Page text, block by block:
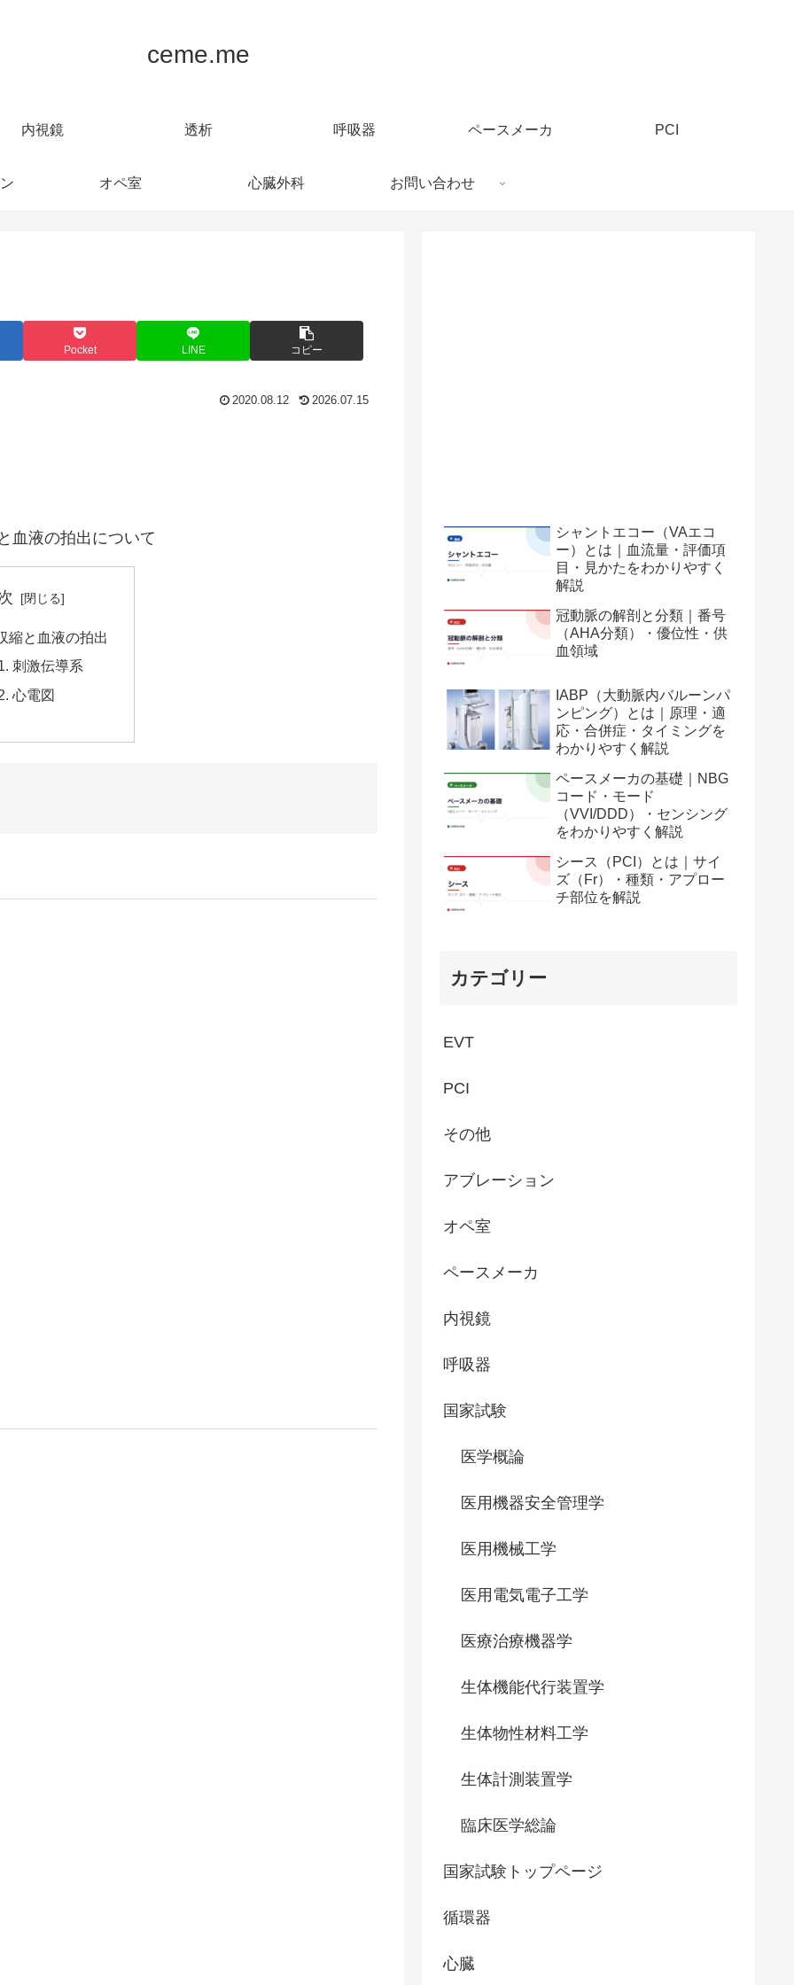
ceme.me
内視鏡 透析 呼吸器 ペースメーカ PCI
オペ室 心臓外科 お問い合わせ
Pocket LINE コピー
2020.08.12 2026.07.15
血液の拍出について
縮と血液の拍出
刺激伝導系
心電図
シャントエコー（VAエコ
ー）とは｜血流量・評価項
目・見かたをわかりやすく
解説
冠動脈の解剖と分類｜番号
（AHA分類）・優位性・供
血領域
IABP（大動脈内バルーンパ
ンピング）とは｜原理・適
応・合併症・タイミングを
わかりやすく解説
ペースメーカの基礎｜NBG
コード・モード
（VVI/DDD）・センシング
をわかりやすく解説
シース（PCI）とは｜サイ
ズ（Fr）・種類・アプロー
チ部位を解説
カテゴリー
EVT
PCI
その他
アブレーション
オペ室
ペースメーカ
内視鏡
呼吸器
国家試験
医学概論
医用機器安全管理学
医用機械工学
医用電気電子工学
医療治療機器学
生体機能代行装置学
生体物性材料工学
生体計測装置学
臨床医学総論
国家試験トップページ
循環器
心臓